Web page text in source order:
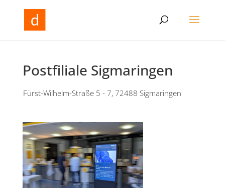
Postfiliale Sigmaringen
Fürst-Wilhelm-Straße 5 - 7, 72488 Sigmaringen